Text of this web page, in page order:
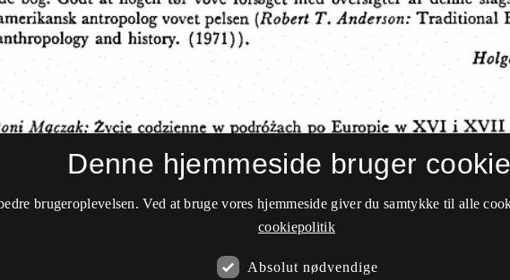
Denne hjemmeside bruger
brugeroplevelsen. Ved at bruge vores hjemmeside giver du samtykke til alle
cookiepolitik
Absolut nødvendige